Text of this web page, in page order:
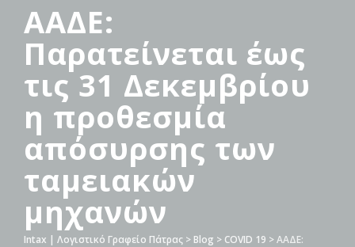
ΑΑΔΕ:
Παρατείνεται έως
τις 31 Δεκεμβρίου
η προθεσμία
απόσυρσης των
ταμειακών
μηχανών
Intax | Λογιστικό Γραφείο Πάτρας > Blog > COVID 19 >ΑΑΔΕ: